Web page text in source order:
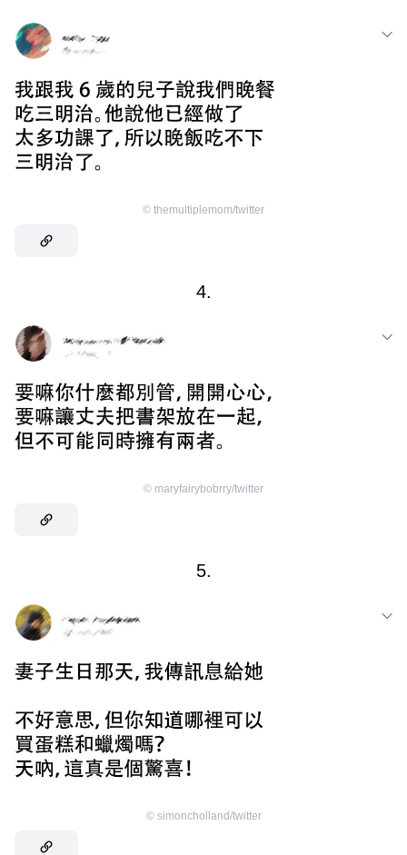
© themultiplemom/twitter
4.
© maryfairybobrry/twitter
5.
© simoncholland/twitter